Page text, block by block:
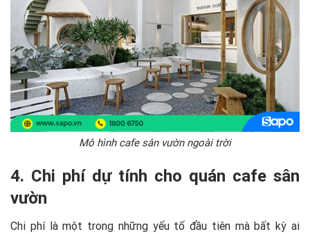
Mô hình cafe sân vườn ngoài trời
4. Chi phí dự tính cho quán cafe sân
vườn
Chi phí là một trong những yếu tố đầu tiên mà bất kỳ ai